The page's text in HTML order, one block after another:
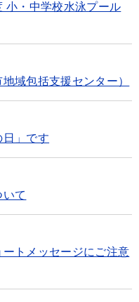
小・中学校水泳プール
域包括支援センター）
」です
て
トメッセージにご注意